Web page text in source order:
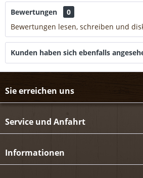
Bewertungen
0
Bewertungen lesen, schreiben und
Kunden haben sich ebenfalls
Sie erreichen uns
Service und Anfahrt
Informationen